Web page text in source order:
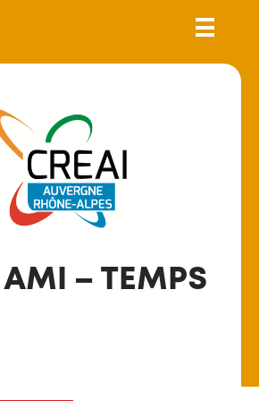
AMI – TEMPS